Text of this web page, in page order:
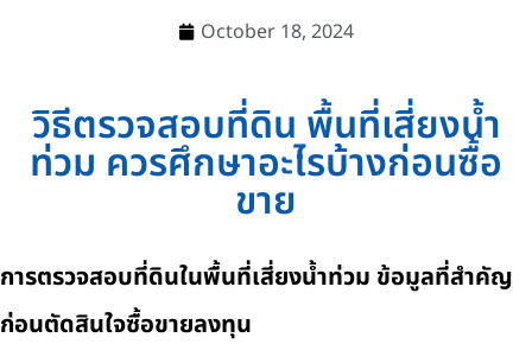
October 18, 2024
วิธีตรวจสอบที่ดิน พื้นที่เสี่ยงน้ำ
ท่วม ควรศึกษาอะไรบ้างก่อนซื้อ
ขาย
การตรวจสอบที่ดินในพื้นที่เสี่ยงน้ำท่วม ข้อมูลที่สำคัญ
ก่อนตัดสินใจซื้อขายลงทุน